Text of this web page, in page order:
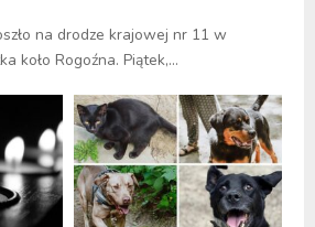
na drodze krajowej nr 11 w
koło Rogoźna. Piątek,...